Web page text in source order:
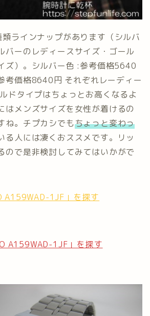
ラインナップがあります（シルバ
バーのレディースサイズ・ゴール
ズ）。シルバー色 :参考価格5640
考価格8640円 それぞれレーディー
ドタイプはちょっとお高くなるよ
はメンズサイズを女性が着けるの
ね。チプカシでもちょっと変わっ
る人には凄くおススメです。リッ
ので是非検討してみてはいかがで
A159WAD-1JF」を探す
A159WAD-1JF」を探す